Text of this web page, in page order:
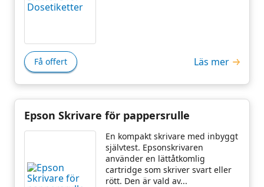
Få offert Läs mer
Epson Skrivare för pappersrulle
En kompakt skrivare med inbyggt
självtest. Epsonskrivaren
använder en lättåtkomlig
cartridge som skriver svart eller
rött. Den är vald av...